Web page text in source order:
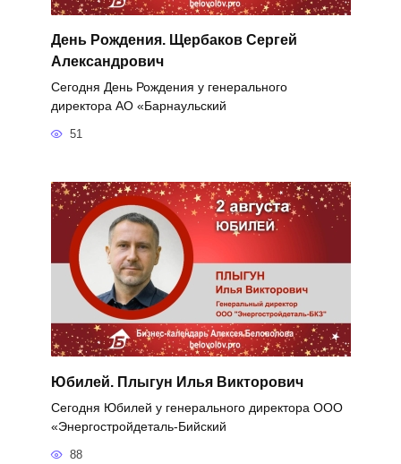
День Рождения. Щербаков Сергей
Александрович
Сегодня День Рождения у генерального
директора АО «Барнаульский
51
Юбилей. Плыгун Илья Викторович
Сегодня Юбилей у генерального директора ООО
«Энергостройдеталь-Бийский
88